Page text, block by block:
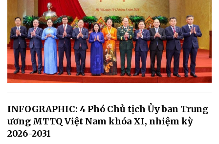
INFOGRAPHIC: 4 Phó Chủ tịch Ủy ban Trung
ương MTTQ Việt Nam khóa XI, nhiệm kỳ
2026-2031